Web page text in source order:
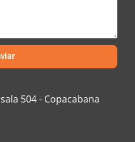
504 - Copacabana